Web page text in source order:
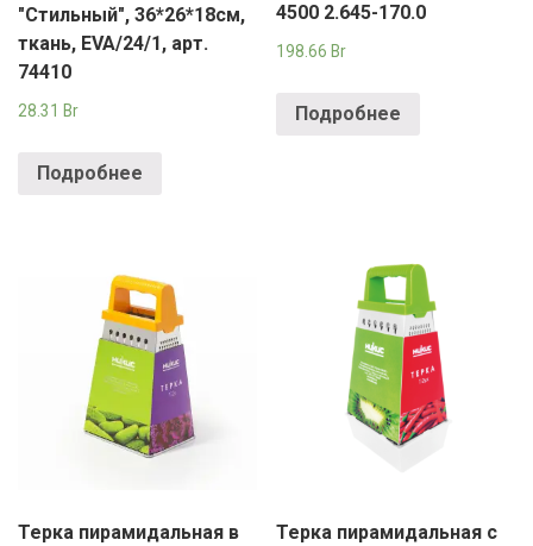
"Стильный", 36*26*18см,
ткань, EVA/24/1, арт.
74410
28.31 Br
Подробнее
4500 2.645-170.0
198.66 Br
Подробнее
Терка пирамидальная в
Терка пирамидальная с